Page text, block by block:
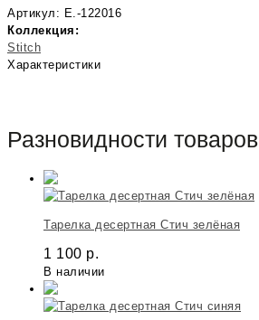
Артикул: E.-122016
Коллекция:
Stitch
Характеристики
Разновидности товаров
Тарелка десертная Стич зелёная
1 100 р.
В наличии